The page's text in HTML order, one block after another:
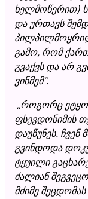
ხელმოწერით)
და ურთავს
პილპილმოყრილ
გამო, რომ
გვაქვს და არ
ვინმემ“.
„როგორც
ფსევდონიმის
დაუწუნეს. ჩვენ
გვინდოდა
ტყუილი
ძალიან
მძიმე